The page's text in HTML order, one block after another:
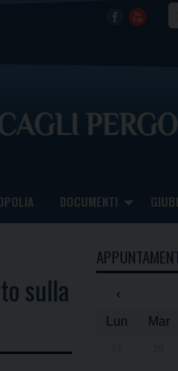
Facebook
DOCUMENTI
sulla
‹
Lun
Mar